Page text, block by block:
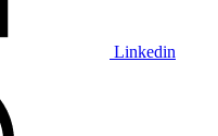
Linkedin